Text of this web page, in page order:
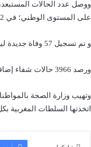
على المستوى الوطني؛ في 2 مارس الماضي.
و تم تسجيل 57 وفاة جديدة ليصل عدد الوفيات إلى 6427 حالة.
ورصد 3966 حالات شفاء إضافية ليبلغ إجمالي التعافي 341685.
وتهيب وزارة الصحة
اتخذتها السلطات المغربية